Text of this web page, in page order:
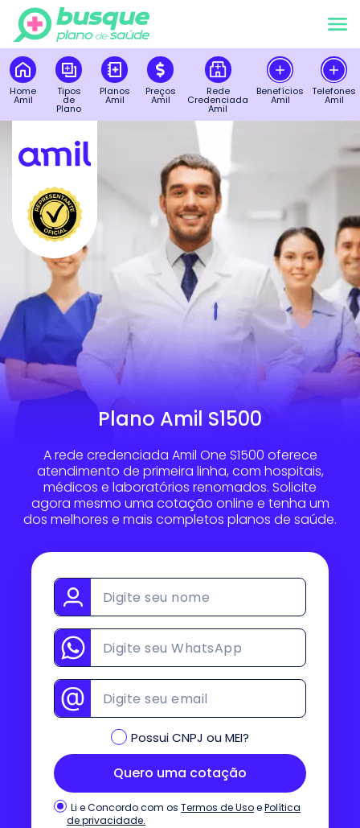
Home
Amil
Tipos
de
Plano
Planos
Amil
Preços
Amil
Rede
Credenciada
Amil
Benefícios
Amil
Telefones
Amil
Plano Amil S1500
A rede credenciada Amil One S1500 oferece
atendimento de primeira linha, com hospitais,
médicos e laboratórios renomados. Solicite
agora mesmo uma cotação online e tenha um
dos melhores e mais completos planos de saúde.
Possui CNPJ ou MEI?
Quero uma cotação
Li e Concordo com os Termos de UsoePolítica
de privacidade.